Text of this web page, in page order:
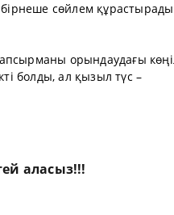
бірнеше сөйлем
орындаудағы
болды, ал қызыл түс –
аласыз!!!